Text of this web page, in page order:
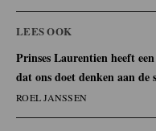
LEES OOK
Prinses Laurentien heeft
dat ons doet denken aan de
ROEL JANSSEN